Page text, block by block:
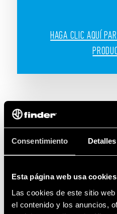
Consentimiento Detalles
Esta página web usa cookies
Las cookies de este sitio
el contenido y los anuncios,
HAGA CLIC AQUÍ